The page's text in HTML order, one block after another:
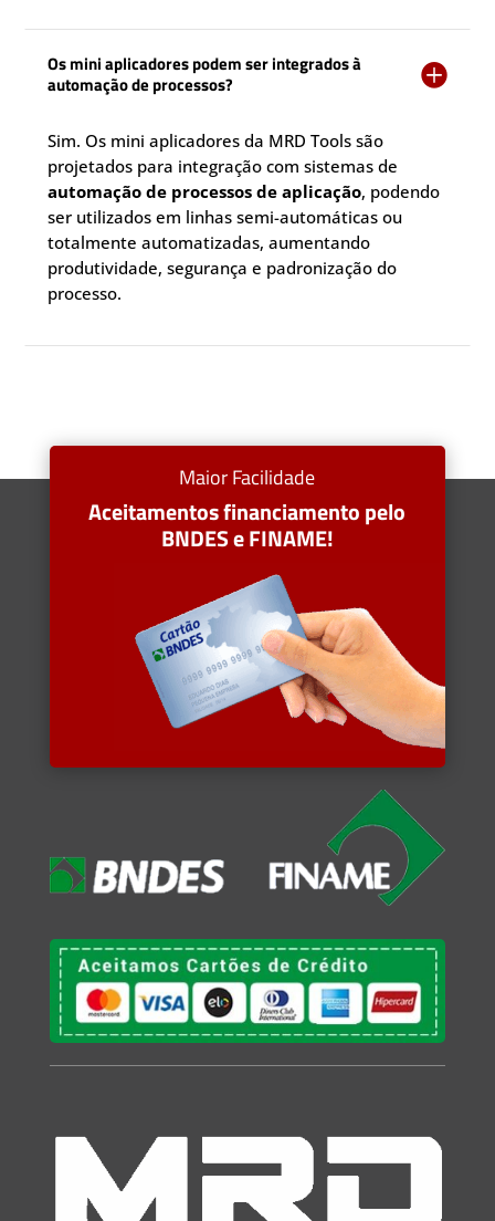
Os mini aplicadores podem ser integrados à
automação de processos?

Sim. Os mini aplicadores da MRD Tools são
projetados para integração com sistemas de
automação de processos de aplicação, podendo
ser utilizados em linhas semi-automáticas ou
totalmente automatizadas, aumentando
produtividade, segurança e padronização do
processo.
Maior Facilidade
Aceitamentos financiamento pelo
BNDES e FINAME!